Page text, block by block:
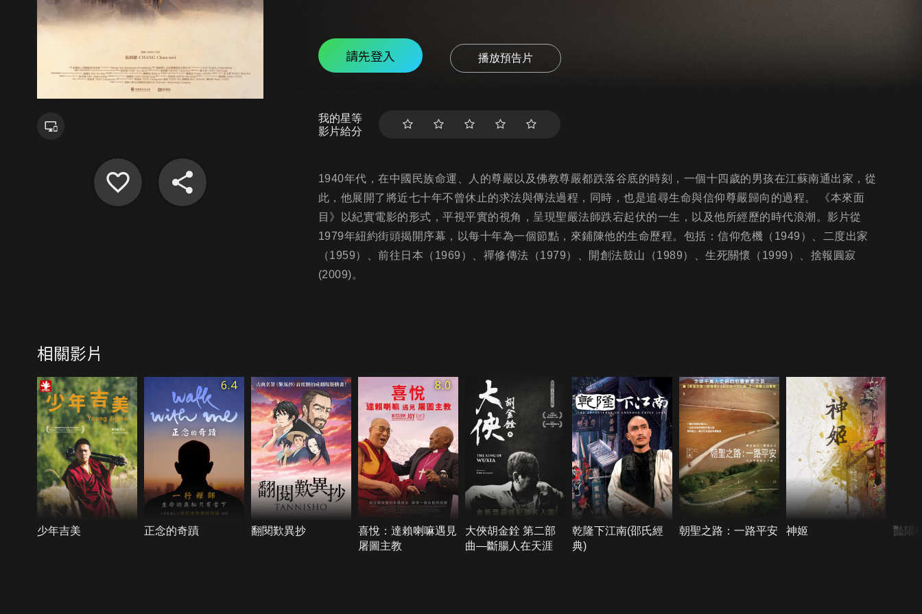
請先登入 播放預告片
我的星等
影片給分
1940年代，在中國民族命運、人的尊嚴以及佛教尊嚴都跌落谷底的時刻，一個十四歲的男孩在江蘇南通出家，從
此，他展開了將近七十年不曾休止的求法與傳法過程，同時，也是追尋生命與信仰尊嚴歸向的過程。 《本來面
目》以紀實電影的形式，平視平實的視角，呈現聖嚴法師跌宕起伏的一生，以及他所經歷的時代浪潮。影片從
1979年紐約街頭揭開序幕，以每十年為一個節點，來鋪陳他的生命歷程。包括：信仰危機（1949）、二度出家
（1959）、前往日本（1969）、禪修傳法（1979）、開創法鼓山（1989）、生死關懷（1999）、捨報圓寂
(2009)。
相關影片
少年吉美
6.4
正念的奇蹟 翻閱歎異抄
8.0
喜悅：達賴喇嘛遇見
屠圖主教
大俠胡金銓 第二部
曲—斷腸人在天涯
乾隆下江南(邵氏經
典)
朝聖之路：一路平安 神姬 豔陽